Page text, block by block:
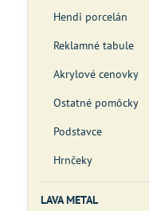
Hendi porcelán
Reklamné tabule
Akrylové cenovky
Ostatné pomôcky
Podstavce
Hrnčeky
LAVA METAL